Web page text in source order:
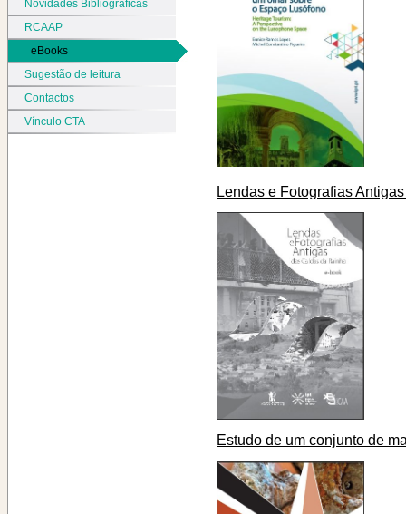
Novidades Bibliográficas
RCAAP
eBooks
Sugestão de leitura
Contactos
Vínculo CTA
Lendas e Fotografias
Estudo de um conjunto de